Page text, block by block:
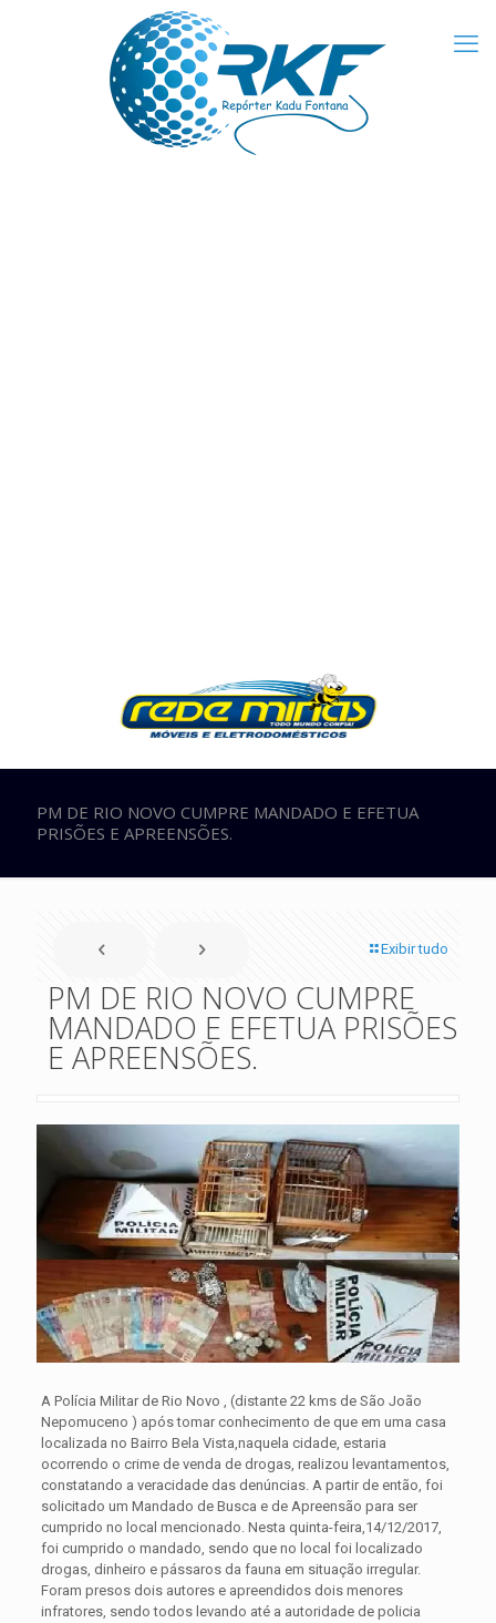
PM DE RIO NOVO CUMPRE MANDADO E EFETUA
PRISÕES E APREENSÕES.
Exibir tudo
PM DE RIO NOVO CUMPRE
MANDADO E EFETUA PRISÕES
E APREENSÕES.
A Polícia Militar de Rio Novo , (distante 22 kms de São João
Nepomuceno ) após tomar conhecimento de que em uma casa
localizada no Bairro Bela Vista,naquela cidade, estaria
ocorrendo o crime de venda de drogas, realizou levantamentos,
constatando a veracidade das denúncias. A partir de então, foi
solicitado um Mandado de Busca e de Apreensão para ser
cumprido no local mencionado. Nesta quinta-feira,14/12/2017,
foi cumprido o mandado, sendo que no local foi localizado
drogas, dinheiro e pássaros da fauna em situação irregular.
Foram presos dois autores e apreendidos dois menores
infratores, sendo todos levando até a autoridade de policia